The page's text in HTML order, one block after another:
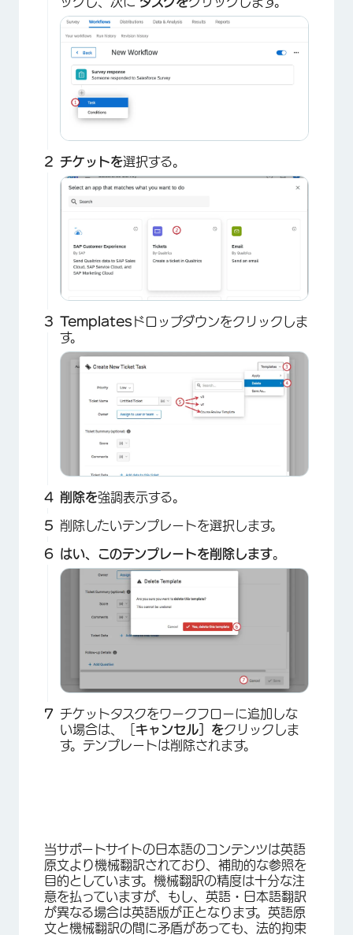
チケットを選択する。
Templates ドロップダウンをクリックしま
す。
削除を強調表示する。
削除したいテンプレートを選択します。
はい、このテンプレートを削除します。
チケットタスクをワークフローに追加しな
い場合は、［ キャンセル］をクリックしま
す。テンプレートは削除されます。
当サポートサイトの日本語のコンテンツは英語
原文より機械翻訳されており、補助的な参照を
目的としています。機械翻訳の精度は十分な注
意を払っていますが、もし、英語・日本語翻訳
が異なる場合は英語版が正となります。英語原
文と機械翻訳の間に矛盾があっても、法的拘束